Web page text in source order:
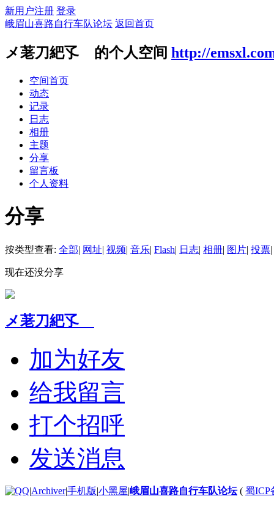
新用户注册 登录
峨眉山喜路自行车队论坛 返回首页
メ荖刀紦孓ゞ的个人空间 http://
空间首页
动态
记录
日志
相册
主题
分享
留言板
个人资料
分享
按类型查看: 全部| 网址| 视频| 音乐| Flash| 日志| 相册| 图片| 投票|
现在还没分享
メ荖刀紦孓ゞ
加为好友
给我留言
打个招呼
发送消息
|Archiver|手机版|小黑屋|峨眉山喜路自行车队论坛( 蜀ICP